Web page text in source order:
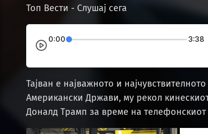
Топ Вести - Слушај сега
0:00 3:38
Тајван е најважното и
Американски Држави, му рекол
Доналд Трамп за време на телефонскиот